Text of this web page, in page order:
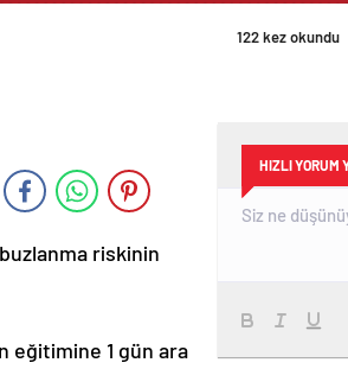
122 kez okundu
buzlanma riskinin
eğitimine 1 gün ara
HIZLI YORUM